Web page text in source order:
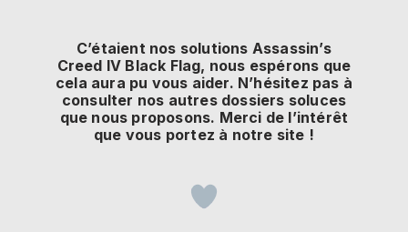
C’étaient nos solutions Assassin’s
Creed IV Black Flag, nous espérons que
cela aura pu vous aider. N’hésitez pas à
consulter nos autres dossiers soluces
que nous proposons. Merci de l’intérêt
que vous portez à notre site !